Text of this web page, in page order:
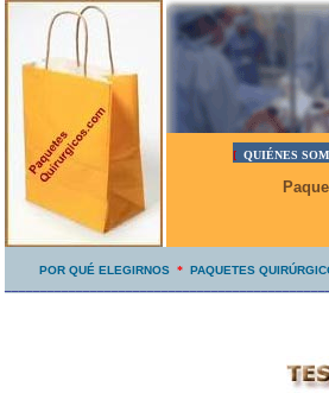
[ QUIÉNES
POR QUÉ ELEGIRNOS * PAQUETES